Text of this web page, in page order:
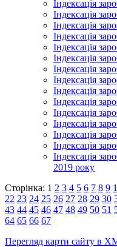
Індексація
Індексація
Індексація
Індексація
Індексація
Індексація
Індексація
Індексація
Індексація
Індексація
Індексація
Індексація
Індексація
Індексація
Індексація
2019 року
Сторінка: 1 2 3 4 5 6 7 8 9
22 23 24 25 26 27 28 29 30
43 44 45 46 47 48 49 50 51
64 65 66 67
Перегляд карти сайту в